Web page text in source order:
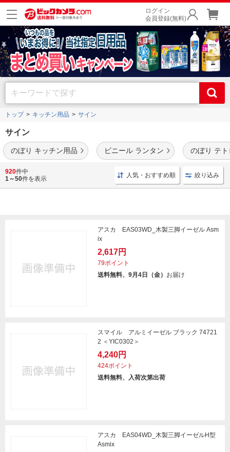
ログイン
会員登録(無料)
トップ キッチン用品 サイン
サイン
のぼり キッチン用品 ビニール ランタン のぼり テ
イーゼル・ボード・メニュースタンド のれん
え。
920件中
1～50件を表示 人気・おすすめ順 絞り込み
アスカ EAS03WD_木製三脚イーゼル Asm
ix
2,617円
79ポイント
送料無料、9月4日（金） お届け
スマイル アルミイーゼル ブラック 74721
2 ＜YIC0302＞
4,240円
424ポイント
送料無料、入荷次第出荷
アスカ EAS04WD_木製三脚イーゼルH型
Asmix